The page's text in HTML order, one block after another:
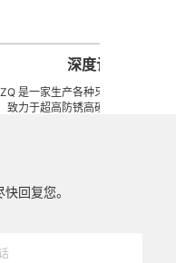
深度计
一家生产各种牙科种植工具部件的
超高防锈高硬度高耐磨、高刚性
工能力，实现高效率，低成本的应
生产成套手术工具。 有大量现货，
各种牙科种植工具部件，而且性
高。
回复您。